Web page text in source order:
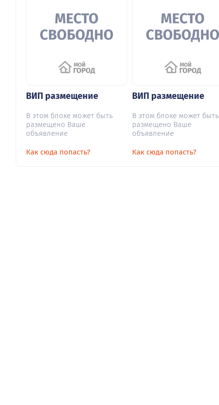
ВИП размещение
В этом блоке может быть
размещено Ваше
объявление
Как сюда попасть?
ВИП размещение
В этом блоке может быть
размещено Ваше
объявление
Как сюда попасть?